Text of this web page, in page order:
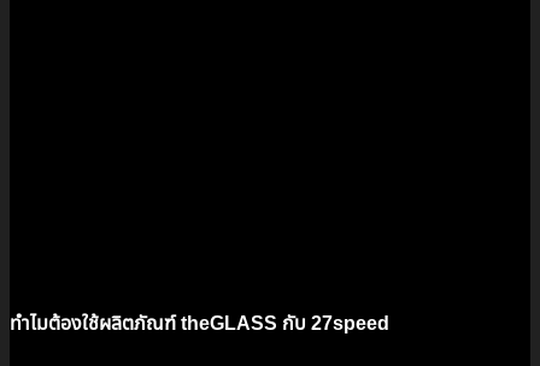
ทำไมต้องใช้ผลิตภัณฑ์ theGLASS กับ 27speed